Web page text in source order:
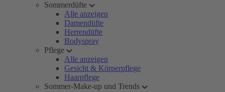
Sommerdüfte
Alle anzeigen
Damendüfte
Herrendüfte
Bodyspray
Pflege
Alle anzeigen
Gesicht & Körperpflege
Haarpflege
Sommer-Make-up und Trends